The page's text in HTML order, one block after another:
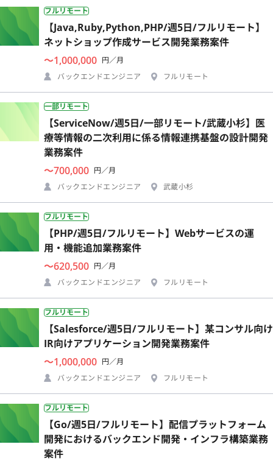
フルリモート
【Java,Ruby,Python,PHP/週5日/フルリモート】
ネットショップ作成サービス開発業務案件
〜1,000,000 円／月
バックエンドエンジニア
フルリモート
一部リモート
【ServiceNow/週5日/一部リモート/武蔵小杉】医
療等情報の二次利用に係る情報連携基盤の設計開発
業務案件
〜700,000 円／月
バックエンドエンジニア
武蔵小杉
フルリモート
【PHP/週5日/フルリモート】Webサービスの運
用・機能追加業務案件
〜620,500 円／月
バックエンドエンジニア
フルリモート
フルリモート
【Salesforce/週5日/フルリモート】某コンサル向け
IR向けアプリケーション開発業務案件
〜1,000,000 円／月
バックエンドエンジニア
フルリモート
フルリモート
【Go/週5日/フルリモート】配信プラットフォーム
開発におけるバックエンド開発・インフラ構築業務
案件